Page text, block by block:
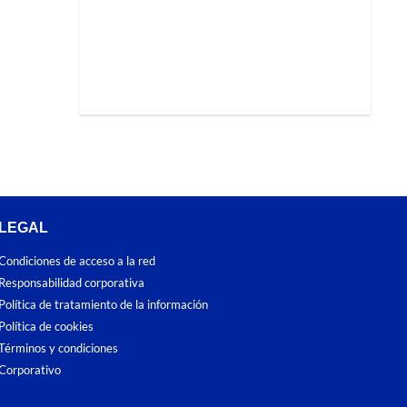
LEGAL
de acceso a la red
Responsabilidad corporativa
Política de tratamiento de la información
Política de cookies
y condiciones